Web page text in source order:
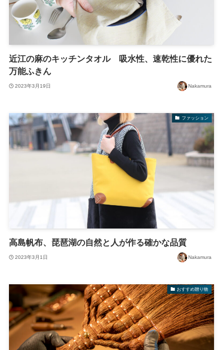
近江の麻のキッチンタオル 吸水性、速乾性に優れた
万能ふきん
2023年3月19日 Nakamura
ファッション
高島帆布、琵琶湖の自然と人が作る確かな品質
2023年3月1日 Nakamura
おすすめ贈り物